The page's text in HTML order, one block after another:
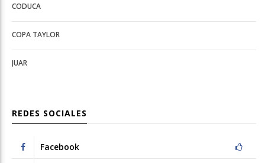
configuration
options
options
CODUCA
COPA TAYLOR
JUAR
REDES SOCIALES
Facebook